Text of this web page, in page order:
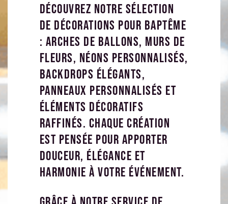
Découvrez notre sélection
de décorations pour baptême
: arches de ballons, murs de
fleurs, néons personnalisés,
backdrops élégants,
panneaux personnalisés et
éléments décoratifs
raffinés. Chaque création
est pensée pour apporter
douceur, élégance et
harmonie à votre événement.